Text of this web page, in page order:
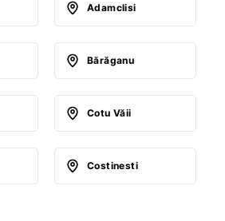
Adamclisi
Bărăganu
Cotu Văii
Costinesti